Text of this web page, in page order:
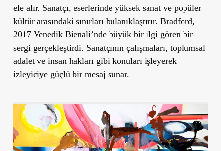
ele alır. Sanatçı, eserlerinde yüksek sanat ve popüler
kültür arasındaki sınırları bulanıklaştırır. Bradford,
2017 Venedik Bienali’nde büyük bir ilgi gören bir
sergi gerçekleştirdi. Sanatçının çalışmaları, toplumsal
adalet ve insan hakları gibi konuları işleyerek
izleyiciye güçlü bir mesaj sunar.